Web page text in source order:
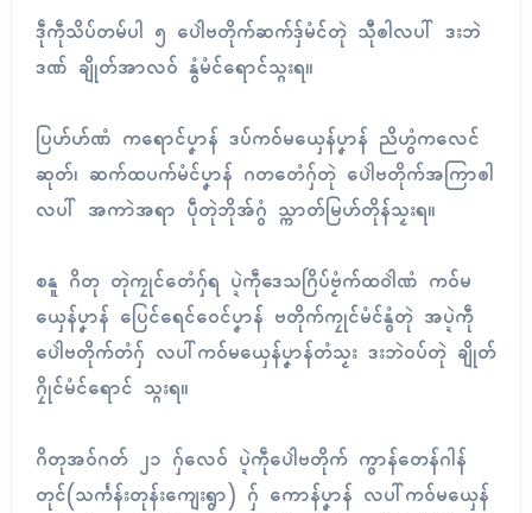
ဒဵုကဵုသိပ်တမ်ပါ ၅ ပေါဲဗတိုက်ဆက်ဒှ်မံၚ်တုဲ သီုၜါလပါ် ဒးဘဲ
ဒဏ် ချိုတ်အာလဝ် နွံမံၚ်ရောၚ်သ္ဂးရ။
ပြဟ်ဟ်ဏံ ကရောၚ်ပၞာန် ဒပ်ကဝ်မယှေန်ပၞာန် ညိဟွံကလေၚ်
ဆုတ်၊ ဆက်ထပက်မံၚ်ပၞာန် ဂတတေံဂှ်တုဲ ပေါဲဗတိုက်အကြာၜါ
လပါ် အကာဲအရာ ပဵုတုဲဘိုအ်ဂွံ သ္ကာတ်မြဟ်တိုန်သၟးရ။
စနူ ဂိတု တုဲကၠုၚ်တေံဂှ်ရ ပ္ဍဲကဵုဒေသဂြိပ်ဗၟံက်ထဝါဲဏံ ကဝ်မ
ယှေန်ပၞာန် ပြေၚ်ရေၚ်ဝေၚ်ပၞာန် ဗတိုက်ကၠုၚ်မံၚ်နွံတုဲ အပ္ဍဲကဵု
ပေါဲဗတိုက်တံဂှ် လပါ်ကဝ်မယှေန်ပၞာန်တံသၟး ဒးဘဲဝပ်တုဲ ချိုတ်
ဂၠိုၚ်မံၚ်ရောၚ် သ္ဂးရ။
ဂိတုအဝ်ဂတ် ၂၁ ဂှ်လေဝ် ပ္ဍဲကဵုပေါဲဗတိုက် ကွာန်တေန်ဂါန်
တုၚ်(သင်္ကန်းတုန်းကျေးရွာ) ဂှ် ကောန်ပၞာန် လပါ်ကဝ်မယှေန်